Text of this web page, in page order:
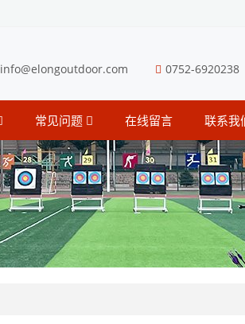
info@elongoutdoor.com 0752-6920238
常见问题 在线留言 联系我